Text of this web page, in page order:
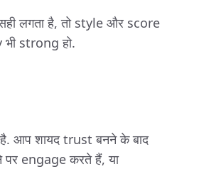
लगता है, तो style और score
strong हो.
आप शायद trust बनने के बाद
engage करते हैं, या